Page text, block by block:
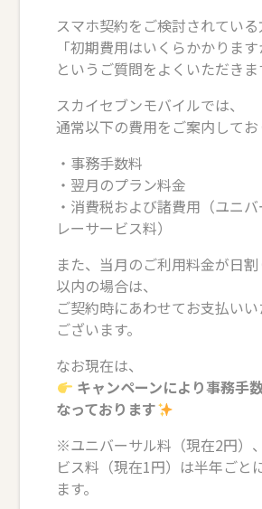
スマホ契約をご検討されている
「初期費用はいくらかかります
というご質問をよくいただきま
スカイセブンモバイルでは、
通常以下の費用をご案内してお
・事務手数料
・翌月のプラン料金
・消費税および諸費用（ユニ
レーサービス料）
また、当月のご利用料金が日
以内の場合は、
ご契約時にあわせてお支払い
ございます。
なお現在は、
キャンペーンにより事務手
なっております
※ユニバーサル料（現在2円）
ビス料（現在1円）は半年ごと
ます。